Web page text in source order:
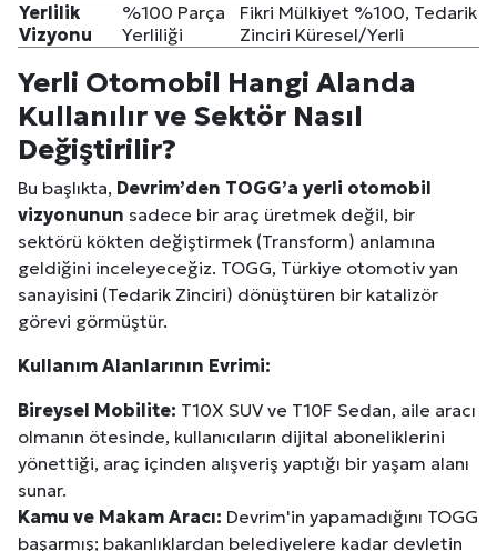
Yerlilik
Vizyonu
%100 Parça
Yerliliği
Fikri Mülkiyet %100, Tedarik
Zinciri Küresel/Yerli
Yerli Otomobil Hangi Alanda
Kullanılır ve Sektör Nasıl
Değiştirilir?
Bu başlıkta, Devrim’den TOGG’a yerli otomobil
vizyonunun sadece bir araç üretmek değil, bir
sektörü kökten değiştirmek (Transform) anlamına
geldiğini inceleyeceğiz. TOGG, Türkiye otomotiv yan
sanayisini (Tedarik Zinciri) dönüştüren bir katalizör
görevi görmüştür.
Kullanım Alanlarının Evrimi:
Bireysel Mobilite: T10X SUV ve T10F Sedan, aile aracı
olmanın ötesinde, kullanıcıların dijital aboneliklerini
yönettiği, araç içinden alışveriş yaptığı bir yaşam alanı
sunar.
Kamu ve Makam Aracı: Devrim'in yapamadığını TOGG
başarmış; bakanlıklardan belediyelere kadar devletin